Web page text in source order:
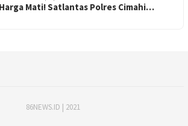
Mati! Satlantas Polres Cimahi…
86NEWS.ID | 2021